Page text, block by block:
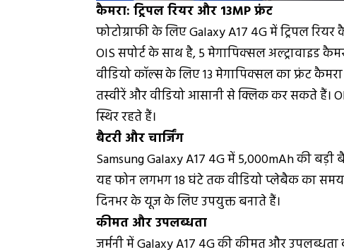
कैमरा: ट्रिपल रियर और 13MP फ्रंट
फोटोग्राफी के लिए Galaxy A17 4G में ट्रिपल
OIS सपोर्ट के साथ है, 5 मेगापिक्सल अल्ट्रावाइड
वीडियो कॉल्स के लिए 13 मेगापिक्सल का फ्रंट
तस्वीरें और वीडियो आसानी से क्लिक कर सकते हैं।
स्थिर रहते हैं।
बैटरी और चार्जिंग
Samsung Galaxy A17 4G में 5,000mAh की बड़ी
यह फोन लगभग 18 घंटे तक वीडियो प्लेबैक का
दिनभर के यूज के लिए उपयुक्त बनाते हैं।
कीमत और उपलब्धता
जर्मनी में Galaxy A17 4G की कीमत और